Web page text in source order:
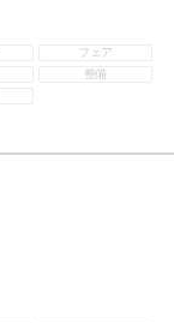
フェア
整備